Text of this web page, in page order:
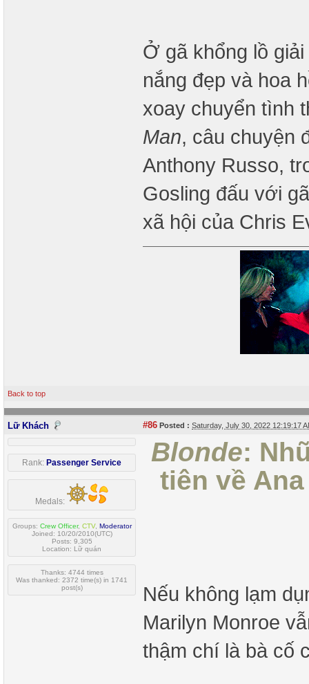
Ở gã khổng lồ
nắng đẹp và hoa
xoay chuyển tình
Man, câu chuyện
Anthony Russo,
Gosling đấu với
xã hội của Chris
Back to top
Lữ Khách #86 Posted : Saturday, July 30, 2022 12:19:17
Rank: Passenger Service
Medals:
Groups: Crew Officer, CTV, Moderator
Joined: 10/20/2010(UTC)
Posts: 9,305
Location: Lữ quán
Thanks: 4744 times
Was thanked: 2372 time(s) in 1741
post(s)
Blonde:
tiên về
Nếu không lạm
Marilyn Monroe
thậm chí là bà cố